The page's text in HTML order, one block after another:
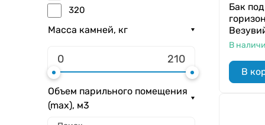
320
450
700
Масса камней, кг
Объем парильного помещения
(max), м3
Бак
В
В